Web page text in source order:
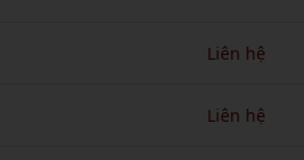
Liên hệ
Liên hệ